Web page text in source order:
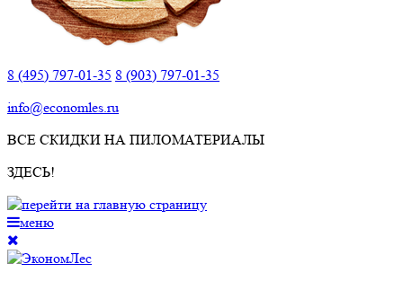
8 (495) 797-01-35 8 (903) 797-01-35
info@economles.ru
ВСЕ СКИДКИ НА ПИЛОМАТЕРИАЛЫ
ЗДЕСЬ!
меню